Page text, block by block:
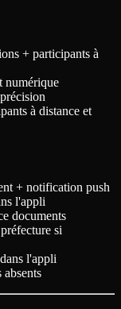
+ participants à
numérique
à distance et
+ notification push
l'appli
documents
si
l'appli